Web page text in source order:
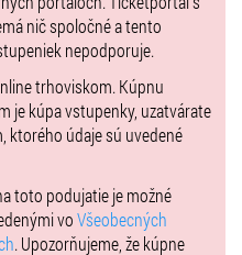
rytmy prinesie na pódium
Road Club. Zoskupenie, ktoré
radosť z hudby a tanca.
na ďalšiu úroveň a zároveň
a tanečné prvky vás
sa o to emocionálne
virtuózne sóla jednotlivých
Grimus – saxofonista
nič spoločné a tento
nepodporuje.
trhoviskom. Kúpnu
je kúpa vstupenky, uzatvárate
ktorého údaje sú uvedené
toto podujatie je možné
voVšeobecných
. Upozorňujeme, že kúpne